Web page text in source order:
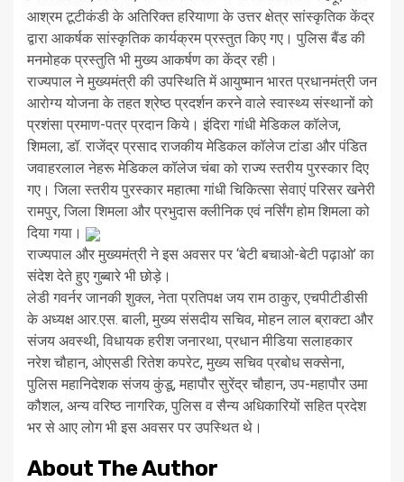
आश्रम टूटीकंडी के अतिरिक्त हरियाणा के उत्तर क्षेत्र सांस्कृतिक केंद्र
द्वारा आकर्षक सांस्कृतिक कार्यक्रम प्रस्तुत किए गए। पुलिस बैंड की
मनमोहक प्रस्तुति भी मुख्य आकर्षण का केंद्र रही।
राज्यपाल ने मुख्यमंत्री की उपस्थिति में आयुष्मान भारत प्रधानमंत्री जन
आरोग्य योजना के तहत श्रेष्ठ प्रदर्शन करने वाले स्वास्थ्य संस्थानों को
प्रशंसा प्रमाण-पत्र प्रदान किये। इंदिरा गांधी मेडिकल कॉलेज,
शिमला, डॉ. राजेंद्र प्रसाद राजकीय मेडिकल कॉलेज टांडा और पंडित
जवाहरलाल नेहरू मेडिकल कॉलेज चंबा को राज्य स्तरीय पुरस्कार दिए
गए। जिला स्तरीय पुरस्कार महात्मा गांधी चिकित्सा सेवाएं परिसर खनेरी
रामपुर, जिला शिमला और प्रभुदास क्लीनिक एवं नर्सिंग होम शिमला को
दिया गया।
राज्यपाल और मुख्यमंत्री ने इस अवसर पर ‘बेटी बचाओ-बेटी पढ़ाओ’ का
संदेश देते हुए गुब्बारे भी छोड़े।
लेडी गवर्नर जानकी शुक्ल, नेता प्रतिपक्ष जय राम ठाकुर, एचपीटीडीसी
के अध्यक्ष आर.एस. बाली, मुख्य संसदीय सचिव, मोहन लाल ब्राक्टा और
संजय अवस्थी, विधायक हरीश जनारथा, प्रधान मीडिया सलाहकार
नरेश चौहान, ओएसडी रितेश कपरेट, मुख्य सचिव प्रबोध सक्सेना,
पुलिस महानिदेशक संजय कुंडू, महापौर सुरेंद्र चौहान, उप-महापौर उमा
कौशल, अन्य वरिष्ठ नागरिक, पुलिस व सैन्य अधिकारियों सहित प्रदेश
भर से आए लोग भी इस अवसर पर उपस्थित थे।
About The Author